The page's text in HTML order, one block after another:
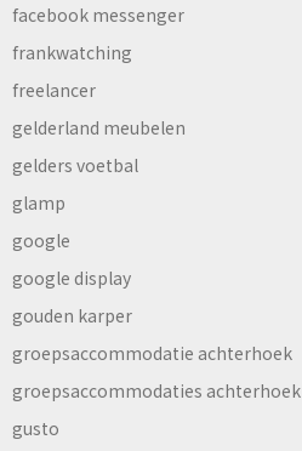
facebook messenger
frankwatching
freelancer
gelderland meubelen
gelders voetbal
glamp
google
google display
gouden karper
groepsaccommodatie achterhoek
groepsaccommodaties achterhoek
gusto